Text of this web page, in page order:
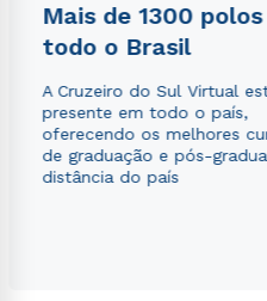
Mais de 1300
todo o Brasil
A Cruzeiro do Sul Virtual
presente em todo o país,
oferecendo os melhores
de graduação e pós-
distância do país